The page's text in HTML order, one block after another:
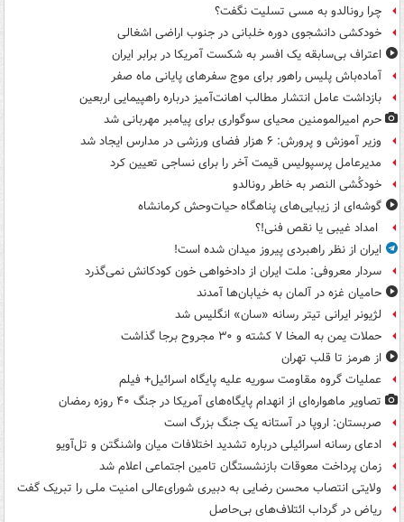
چرا رونالدو به مسی تسلیت نگفت؟
خودکشی دانشجوی دوره خلبانی در جنوب اراضی اشغالی
اعتراف بی‌سابقه یک افسر به شکست آمریکا در برابر ایران
آماده‌باش پلیس راهور برای موج سفرهای پایانی ماه صفر
بازداشت عامل انتشار مطالب اهانت‌آمیز درباره راهپیمایی اربعین
حرم امیرالمومنین محیای سوگواری برای پیامبر مهربانی شد
وزیر آموزش و پرورش: ۶ هزار فضای ورزشی در مدارس ایجاد شد
مدیرعامل پرسپولیس قیمت آخر را برای نساجی تعیین کرد
خودکُشی النصر به خاطر رونالدو
گوشه‌ای از زیبایی‌های پناهگاه‌ حیات‌وحش کرمانشاه
امداد غیبی یا نقص فنی!؟
ایران از نظر راهبردی پیروز میدان شده است!
سردار معروفی: ملت ایران از دادخواهی خون کودکانش نمی‌گذرد
حامیان غزه در آلمان به خیابان‌ها آمدند
لژیونر ایرانی تیتر رسانه «سان» انگلیس شد
حملات یمن به المخا ۷ کشته و ۳۰ مجروح برجا گذاشت
از هرمز تا قلب تهران
عملیات گروه مقاومت سوریه علیه پایگاه اسرائیل+ فیلم
تصاویر ماهواره‌ای از انهدام پایگاه‌های آمریکا در جنگ ۴۰ روزه رمضان
صربستان: اروپا در آستانه یک جنگ بزرگ است
ادعای رسانه اسرائیلی درباره تشدید اختلافات میان واشنگتن و تل‌آویو
زمان پرداخت معوقات بازنشستگان تامین اجتماعی اعلام شد
ولایتی انتصاب محسن رضایی به دبیری شورای‌عالی امنیت ملی را تبریک گفت
ریاض در گرداب ائتلاف‌های بی‌حاصل